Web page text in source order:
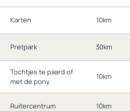
Karten 10km
Pretpark 30km
Tochtjes te paard of
met de pony
10km
Ruitercentrum 10km